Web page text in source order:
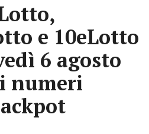
e 10eLotto
6 agosto
numeri